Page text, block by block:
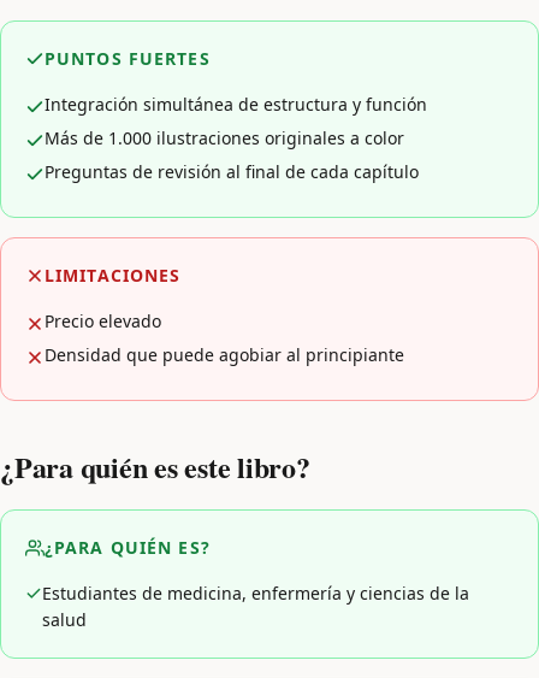
PUNTOS FUERTES
Integración simultánea de estructura y función
Más de 1.000 ilustraciones originales a color
Preguntas de revisión al final de cada capítulo
LIMITACIONES
Precio elevado
Densidad que puede agobiar al principiante
¿Para quién es este libro?
¿PARA QUIÉN ES?
Estudiantes de medicina, enfermería y ciencias de la
salud